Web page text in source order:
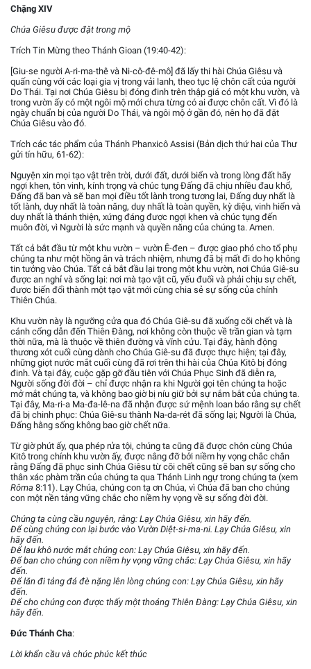
Chặng XIV
Chúa Giêsu được đặt trong mộ
Trích Tin Mừng theo Thánh Gioan (19:40-42):
[Giu-se người A-ri-ma-thê và Ni-cô-đê-mô] đã lấy thi hài Chúa Giêsu và
quấn cùng với các loại gia vị trong vải lanh, theo tục lệ chôn cất của người
Do Thái. Tại nơi Chúa Giêsu bị đóng đinh trên thập giá có một khu vườn, và
trong vườn ấy có một ngôi mộ mới chưa từng có ai được chôn cất. Vì đó là
ngày chuẩn bị của người Do Thái, và ngôi mộ ở gần đó, nên họ đã đặt
Chúa Giêsu vào đó.
Trích các tác phẩm của Thánh Phanxicô Assisi (Bản dịch thứ hai của Thư
gửi tín hữu, 61-62):
Nguyện xin mọi tạo vật trên trời, dưới đất, dưới biển và trong lòng đất hãy
ngợi khen, tôn vinh, kính trọng và chúc tụng Đấng đã chịu nhiều đau khổ,
Đấng đã ban và sẽ ban mọi điều tốt lành trong tương lai, Đấng duy nhất là
tốt lành, duy nhất là toàn năng, duy nhất là toàn quyền, kỳ diệu, vinh hiển và
duy nhất là thánh thiện, xứng đáng được ngợi khen và chúc tụng đến
muôn đời, vì Người là sức mạnh và quyền năng của chúng ta. Amen.
Tất cả bắt đầu từ một khu vườn – vườn Ê-đen – được giao phó cho tổ phụ
chúng ta như một hồng ân và trách nhiệm, nhưng đã bị mất đi do họ không
tin tưởng vào Chúa. Tất cả bắt đầu lại trong một khu vườn, nơi Chúa Giê-su
được an nghỉ và sống lại: nơi mà tạo vật cũ, yếu đuối và phải chịu sự chết,
được biến đổi thành một tạo vật mới cùng chia sẻ sự sống của chính
Thiên Chúa.
Khu vườn này là ngưỡng cửa qua đó Chúa Giê-su đã xuống cõi chết và là
cánh cổng dẫn đến Thiên Đàng, nơi không còn thuộc về trần gian và tạm
thời nữa, mà là thuộc về thiên đường và vĩnh cửu. Tại đây, hành động
thương xót cuối cùng dành cho Chúa Giê-su đã được thực hiện; tại đây,
những giọt nước mắt cuối cùng đã rơi trên thi hài của Chúa Kitô bị đóng
đinh. Và tại đây, cuộc gặp gỡ đầu tiên với Chúa Phục Sinh đã diễn ra,
Người sống đời đời – chỉ được nhận ra khi Người gọi tên chúng ta hoặc
mở mắt chúng ta, và không bao giờ bị níu giữ bởi sự nắm bắt của chúng ta.
Tại đây, Ma-ri-a Ma-đa-lê-na đã nhận được sứ mệnh loan báo rằng sự chết
đã bị chinh phục: Chúa Giê-su thành Na-da-rét đã sống lại; Người là Chúa,
Đấng hằng sống không bao giờ chết nữa.
Từ giờ phút ấy, qua phép rửa tội, chúng ta cũng đã được chôn cùng Chúa
Kitô trong chính khu vườn ấy, được nâng đỡ bởi niềm hy vọng chắc chắn
rằng Đấng đã phục sinh Chúa Giêsu từ cõi chết cũng sẽ ban sự sống cho
thân xác phàm trần của chúng ta qua Thánh Linh ngự trong chúng ta (xem
Rôma 8:11). Lạy Chúa, chúng con tạ ơn Chúa, vì Chúa đã ban cho chúng
con một nền tảng vững chắc cho niềm hy vọng về sự sống đời đời.
Chúng ta cùng cầu nguyện, rằng: Lạy Chúa Giêsu, xin hãy đến.
Để cùng chúng con lại bước vào Vườn Diệt-si-ma-ni. Lạy Chúa Giêsu, xin
hãy đến.
Để lau khô nước mắt chúng con: Lạy Chúa Giêsu, xin hãy đến.
Để ban cho chúng con niềm hy vọng vững chắc: Lạy Chúa Giêsu, xin hãy
đến.
Để lăn đi tảng đá đè nặng lên lòng chúng con: Lạy Chúa Giêsu, xin hãy
đến.
Để cho chúng con được thấy một thoáng Thiên Đàng: Lạy Chúa Giêsu, xin
hãy đến.
Đức Thánh Cha:
Lời khẩn cầu và chúc phúc kết thúc